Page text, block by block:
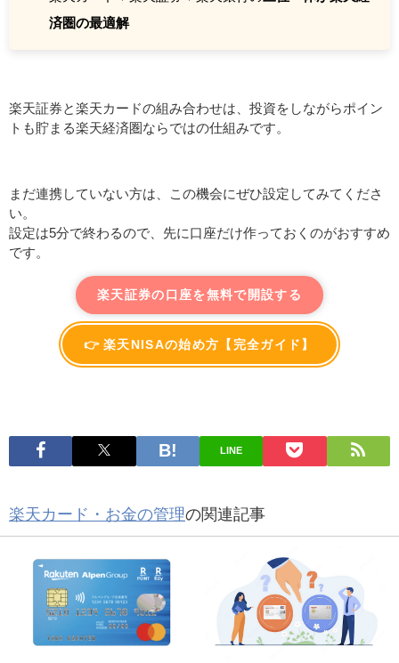
済圏の最適解
楽天証券と楽天カードの組み合わせは、投資をしながらポイン
トも貯まる楽天経済圏ならではの仕組みです。
まだ連携していない方は、この機会にぜひ設定してみてくださ
い。
設定は5分で終わるので、先に口座だけ作っておくのがおすすめ
です。
楽天証券の口座を無料で開設する
👉 楽天NISAの始め方【完全ガイド】
LINE
楽天カード・お金の管理の関連記事